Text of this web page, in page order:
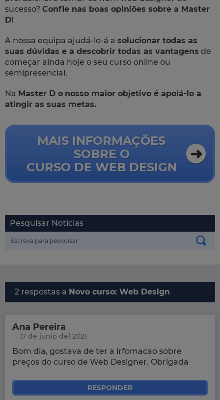
sucesso? Confie nas boas opiniões sobre a Master
D!
A nossa equipa ajudá-lo-á a solucionar todas as
suas dúvidas e a descobrir todas as vantagens de
começar ainda hoje o seu curso online ou
semipresencial.
Na Master D o nosso maior objetivo é apoiá-lo a
atingir as suas metas.
MAIS INFORMAÇÕES
SOBRE O
CURSO DE WEB DESIGN
Pesquisar Notícias
2 respostas a Novo curso: Web Design
Ana Pereira
17 de junio del 2021
Bom dia, gostava de ter a irfomacao sobre
preços do curso de Web Designer. Obrigada
RESPONDER